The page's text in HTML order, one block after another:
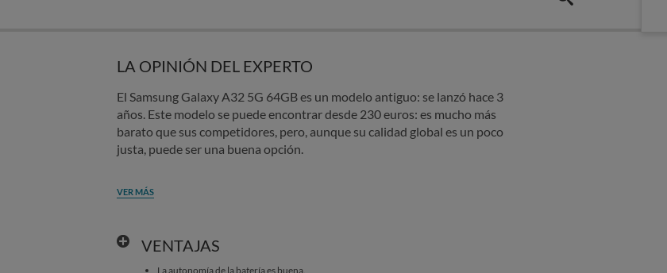
LA OPINIÓN DEL EXPERTO
El Samsung Galaxy A32 5G 64GB es un modelo antiguo: se lanzó hace 3
años. Este modelo se puede encontrar desde 230 euros: es mucho más
barato que sus competidores, pero, aunque su calidad global es un poco
justa, puede ser una buena opción.
VER MÁS
VENTAJAS
La autonomía de la batería es buena.